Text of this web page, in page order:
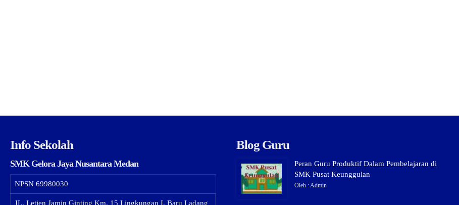
Info Sekolah
SMK Gelora Jaya Nusantara Medan
NPSN 69980030
JL. Letjen Jamin Ginting Km. 15 Lingkungan I, Baru Ladang
Blog Guru
Peran Guru Produktif Dalam Pembelajaran di
SMK Pusat Keunggulan
Oleh : Admin